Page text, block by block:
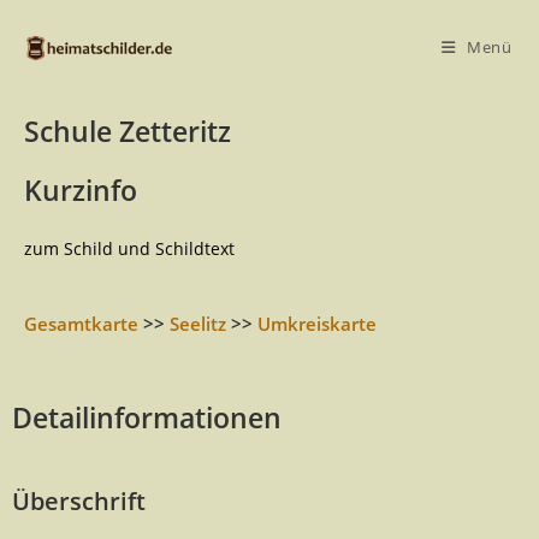
Menü
Schule Zetteritz
Kurzinfo
zum Schild und Schildtext
Gesamtkarte >> Seelitz >> Umkreiskarte
Detailinformationen
Überschrift